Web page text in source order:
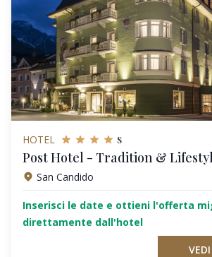
HOTEL s
San Candido
Inserisci le date e ottieni l'offerta
direttamente dall'hotel